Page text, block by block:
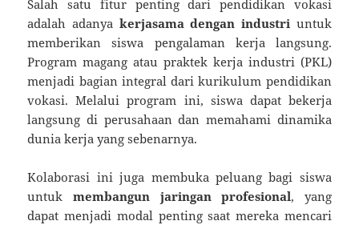
Salah satu fitur penting dari pendidikan vokasi
adalah adanya kerjasama dengan industri untuk
memberikan siswa pengalaman kerja langsung.
Program magang atau praktek kerja industri (PKL)
menjadi bagian integral dari kurikulum pendidikan
vokasi. Melalui program ini, siswa dapat bekerja
langsung di perusahaan dan memahami dinamika
dunia kerja yang sebenarnya.
Kolaborasi ini juga membuka peluang bagi siswa
untuk membangun jaringan profesional, yang
dapat menjadi modal penting saat mereka mencari